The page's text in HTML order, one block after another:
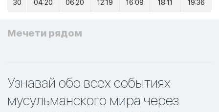
30 04:20 06:20 12:19 16:09 18:11 19:36
Мечети рядом
Узнавай обо всех событиях
мусульманского мира через